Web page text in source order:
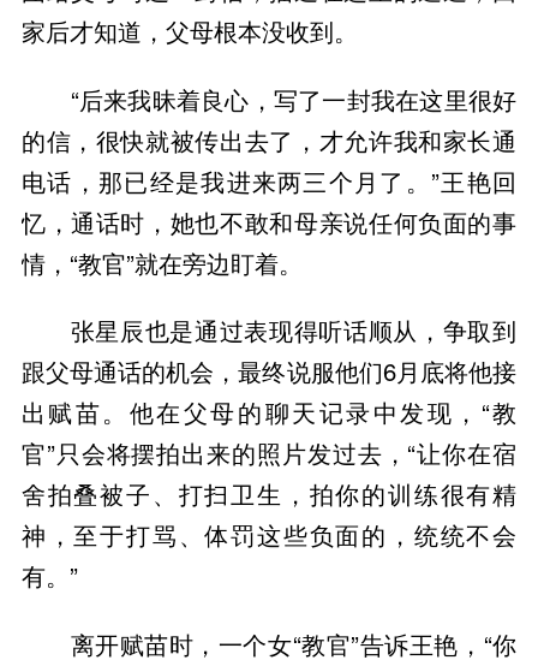
家后才知道，父母根本没收到。
“后来我昧着良心，写了一封我在这里很好
的信，很快就被传出去了，才允许我和家长通
电话，那已经是我进来两三个月了。”王艳回
忆，通话时，她也不敢和母亲说任何负面的事
情，“教官”就在旁边盯着。
张星辰也是通过表现得听话顺从，争取到
跟父母通话的机会，最终说服他们6月底将他接
出赋苗。他在父母的聊天记录中发现，“教
官”只会将摆拍出来的照片发过去，“让你在宿
舍拍叠被子、打扫卫生，拍你的训练很有精
神，至于打骂、体罚这些负面的，统统不会
有。”
离开赋苗时，一个女“教官”告诉王艳，“你